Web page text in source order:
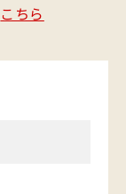
こちら